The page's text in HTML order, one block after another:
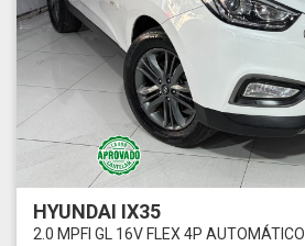
HYUNDAI IX35
2.0 MPFI GL 16V FLEX 4P AUTOMÁTICO